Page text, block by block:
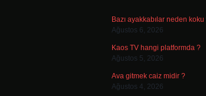
Bazı ayakkabılar neden
Ağustos 6, 2026
Kaos TV hangi platformda ?
Ağustos 5, 2026
Ava gitmek caiz midir ?
Ağustos 4, 2026